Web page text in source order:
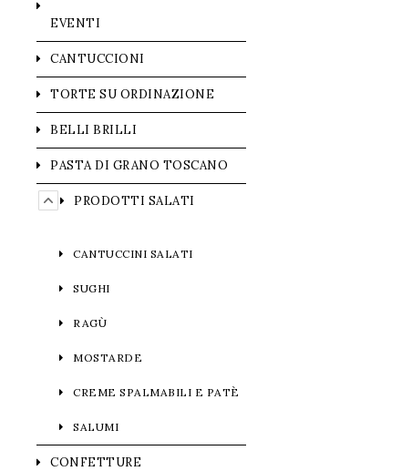
EVENTI
CANTUCCIONI
TORTE SU ORDINAZIONE
BELLI BRILLI
PASTA DI GRANO TOSCANO
PRODOTTI SALATI
CANTUCCINI SALATI
SUGHI
RAGÙ
MOSTARDE
CREME SPALMABILI E PATÈ
SALUMI
CONFETTURE